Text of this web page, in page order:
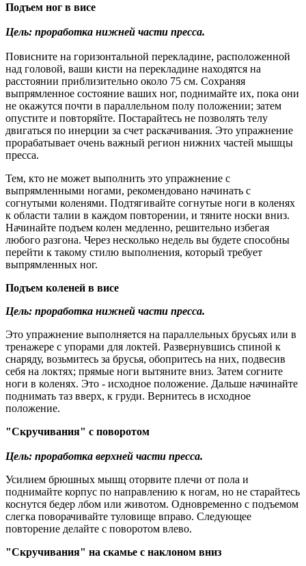
Подъем ног в висе
Цель: проработка нижней части пресса.
Повисните на горизонтальной перекладине, расположенной
над головой, ваши кисти на перекладине находятся на
расстоянии приблизительно около 75 см. Сохраняя
выпрямленное состояние ваших ног, поднимайте их, пока они
не окажутся почти в параллельном полу положении; затем
опустите и повторяйте. Постарайтесь не позволять телу
двигаться по инерции за счет раскачивания. Это упражнение
прорабатывает очень важный регион нижних частей мышцы
пресса.
Тем, кто не может выполнить это упражнение с
выпрямленными ногами, рекомендовано начинать с
согнутыми коленями. Подтягивайте согнутые ноги в коленях
к области талии в каждом повторении, и тяните носки вниз.
Начинайте подъем колен медленно, решительно избегая
любого разгона. Через несколько недель вы будете способны
перейти к такому стилю выполнения, который требует
выпрямленных ног.
Подъем коленей в висе
Цель: проработка нижней части пресса.
Это упражнение выполняется на параллельных брусьях или в
тренажере с упорами для локтей. Развернувшись спиной к
снаряду, возьмитесь за брусья, обопритесь на них, подвесив
себя на локтях; прямые ноги вытяните вниз. Затем согните
ноги в коленях. Это - исходное положение. Дальше начинайте
поднимать таз вверх, к груди. Вернитесь в исходное
положение.
"Скручивания" с поворотом
Цель: проработка верхней части пресса.
Усилием брюшных мышц оторвите плечи от пола и
поднимайте корпус по направлению к ногам, но не старайтесь
коснутся бедер лбом или животом. Одновременно с подъемом
слегка поворачивайте туловище вправо. Следующее
повторение делайте с поворотом влево.
"Скручивания" на скамье с наклоном вниз